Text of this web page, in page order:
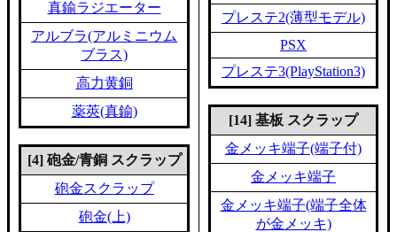
真鍮ラジエーター
アルブラ(アルミニウム
ブラス)
高力黄銅
薬莢(真鍮)
[4] 砲金/青銅 スクラップ
砲金スクラップ
砲金(上)
プレステ2(薄型モデル)
PSX
プレステ3(PlayStation3)
[14] 基板 スクラップ
金メッキ端子(端子付)
金メッキ端子
金メッキ端子(端子全体
が金メッキ)